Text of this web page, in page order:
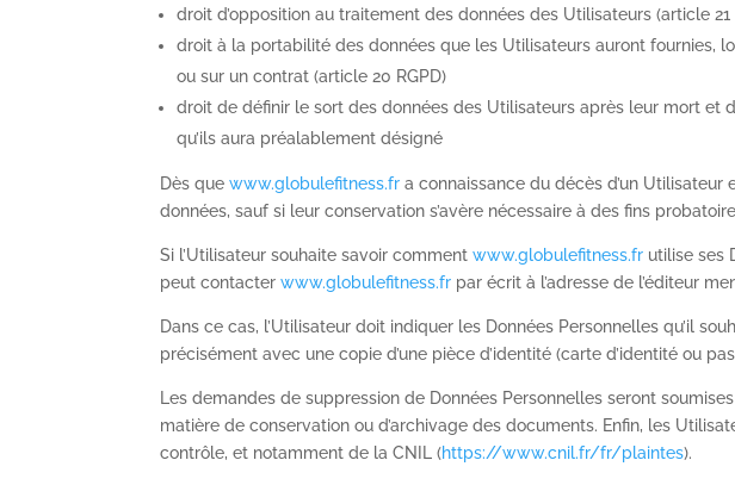
droit d’opposition au traitement des données des Utilisateurs (article 21
droit à la portabilité des données que les Utilisateurs auront fournies,
ou sur un contrat (article 20 RGPD)
droit de définir le sort des données des Utilisateurs après leur mort et
qu’ils aura préalablement désigné
Dès quewww.globulefitness.fr a connaissance du décès d’un
données, sauf si leur conservation s’avère nécessaire à des fins
Si l’Utilisateur souhaite savoir commentwww.globulefitness.fr utilise ses
peut contacterwww.globulefitness.fr par écrit à l’adresse de l’éditeur
Dans ce cas, l’Utilisateur doit indiquer les Données Personnelles qu’il
précisément avec une copie d’une pièce d’identité (carte d’identité ou
Les demandes de suppression de Données Personnelles seront
matière de conservation ou d’archivage des documents. Enfin, les
contrôle, et notamment de la CNIL (https://www.cnil.fr/fr/plaintes).